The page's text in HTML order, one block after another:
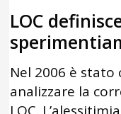
LOC
Nel 2006 è
analizzare la